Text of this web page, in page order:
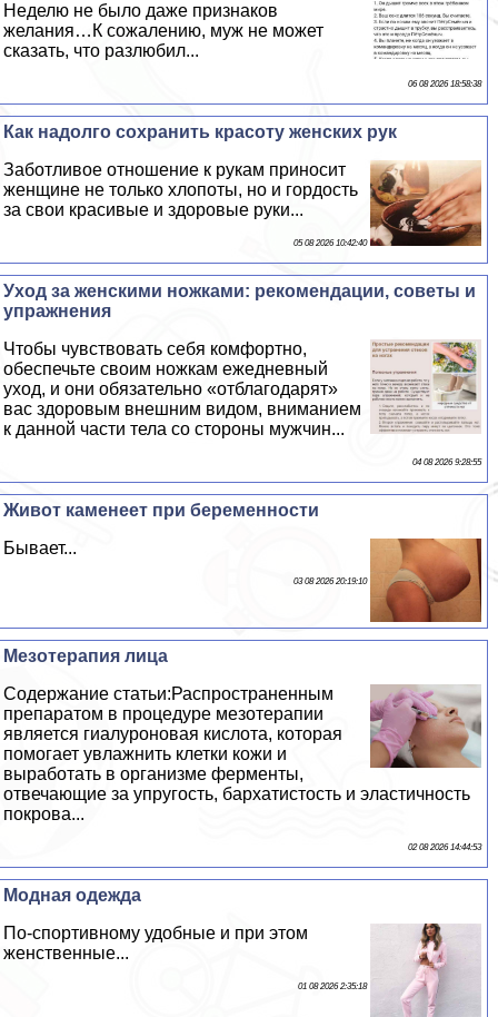
Неделю не было даже признаков
желания…К сожалению, муж не может
сказать, что разлюбил...
06 08 2026 18:58:38
Как надолго сохранить красоту женских рук
Заботливое отношение к рукам приносит
женщине не только хлопоты, но и гордость
за свои красивые и здоровые руки...
05 08 2026 10:42:40
Уход за женскими ножками: рекомендации, советы и
упражнения
Чтобы чувствовать себя комфортно,
обеспечьте своим ножкам ежедневный
уход, и они обязательно «отблагодарят»
вас здоровым внешним видом, вниманием
к данной части тела со стороны мужчин...
04 08 2026 9:28:55
Живот каменеет при беременности
Бывает...
03 08 2026 20:19:10
Мезотерапия лица
Содержание статьи:Распространенным
препаратом в процедуре мезотерапии
является гиалуроновая кислота, которая
помогает увлажнить клетки кожи и
выработать в организме ферменты,
отвечающие за упругость, бархатистость и эластичность
покрова...
02 08 2026 14:44:53
Модная одежда
По-спортивному удобные и при этом
женственные...
01 08 2026 2:35:18